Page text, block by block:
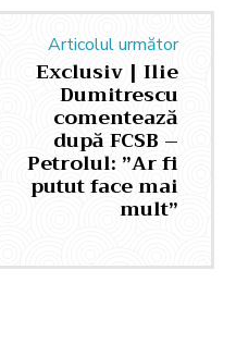
Articolul următor
Exclusiv | Ilie
Dumitrescu
comentează
după FCSB –
Petrolul: ”Ar fi
putut face mai
mult”